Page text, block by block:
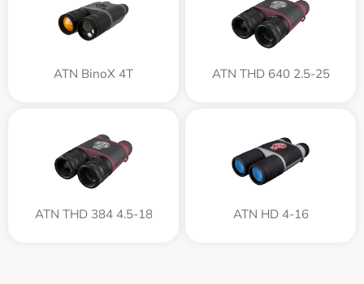
ATN BinoX 4T ATN THD 640 2.5-25
ATN THD 384 4.5-18 ATN HD 4-16